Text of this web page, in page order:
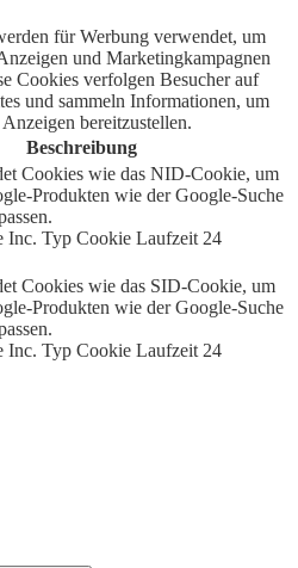
für Werbung verwendet, um
und Marketingkampagnen
Cookies verfolgen Besucher auf
und sammeln Informationen, um
Anzeigen bereitzustellen.
Beschreibung
Cookies wie das NID-Cookie, um
Produkten wie der Google-Suche
Inc. Typ Cookie Laufzeit 24
Cookies wie das SID-Cookie, um
Produkten wie der Google-Suche
Inc. Typ Cookie Laufzeit 24